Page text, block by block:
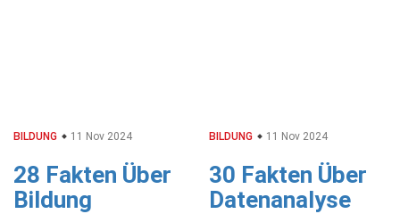
BILDUNG 11 Nov 2024
28 Fakten Über
Bildung
BILDUNG 11 Nov 2024
30 Fakten Über
Datenanalyse